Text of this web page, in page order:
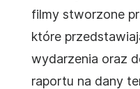
filmy stworzone
które
wydarzenia oraz
raportu na dany